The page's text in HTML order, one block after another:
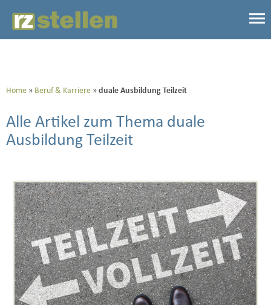
Home Beruf & Karriere duale Ausbildung Teilzeit
Alle Artikel zum Thema duale
Ausbildung Teilzeit